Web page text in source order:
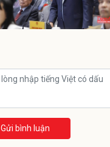
Gửi bình luận